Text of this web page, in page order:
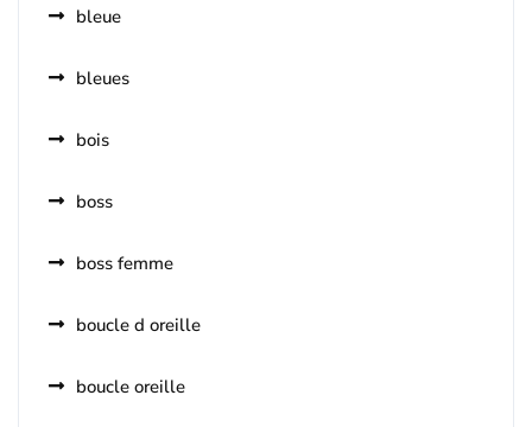
bleue
bleues
bois
boss
boss femme
boucle d oreille
boucle oreille